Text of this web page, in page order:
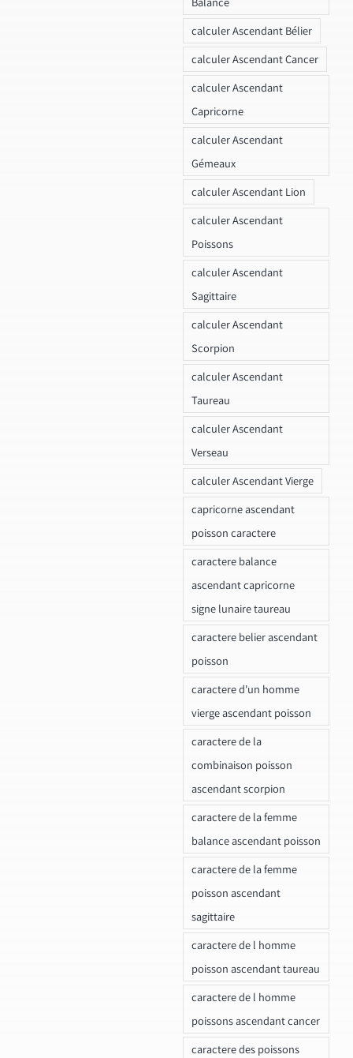
calculer Ascendant Bélier
calculer Ascendant Cancer
calculer Ascendant
Capricorne
calculer Ascendant
Gémeaux
calculer Ascendant Lion
calculer Ascendant
Poissons
calculer Ascendant
Sagittaire
calculer Ascendant
Scorpion
calculer Ascendant
Taureau
calculer Ascendant
Verseau
calculer Ascendant Vierge
capricorne ascendant
poisson caractere
caractere balance
ascendant capricorne
signe lunaire taureau
caractere belier ascendant
poisson
caractere d'un homme
vierge ascendant poisson
caractere de la
combinaison poisson
ascendant scorpion
caractere de la femme
balance ascendant poisson
caractere de la femme
poisson ascendant
sagittaire
caractere de l homme
poisson ascendant taureau
caractere de l homme
poissons ascendant cancer
caractere des poissons